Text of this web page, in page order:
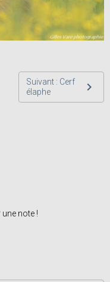
Suivant : Cerf
élaphe
note !